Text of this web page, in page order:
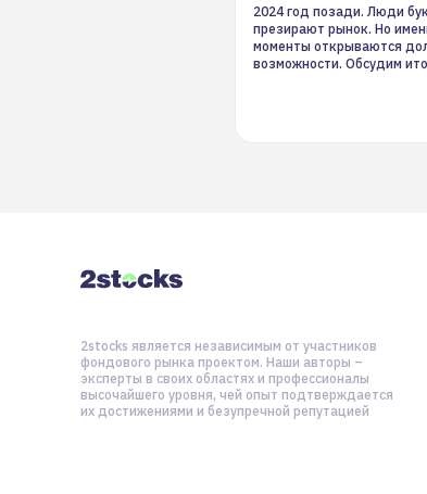
2024 год позади. Люди
презирают рынок. Но
моменты открываются
возможности. Обсудим
2stocks является независимым от участников
фондового рынка проектом. Наши авторы –
эксперты в своих областях и профессионалы
высочайшего уровня, чей опыт подтверждается
их достижениями и безупречной репутацией